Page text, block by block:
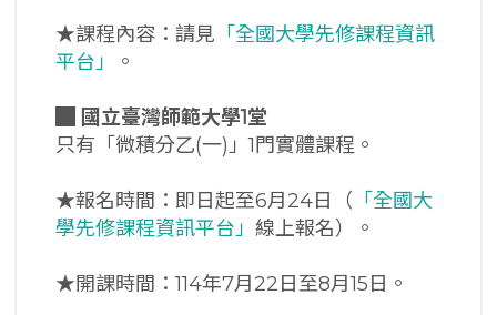
★課程內容：請見 「全國大學先修課程資訊
平台」
。
國立臺灣師範大學1堂
只有「微積分乙(一)」1門實體課程。
★報名時間：即日起至6月24日（ 「全國大
學先修課程資訊平台」 線上報名）。
★開課時間：114年7月22日至8月15日。